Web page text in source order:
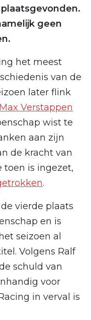
geen
het meest
van de
later flink
Max Verstappen
wist te
aan zijn
de kracht van
toen is ingezet,
.
vierde plaats
en is
seizoen al
Volgens Ralf
schuld van
voor
in verval is